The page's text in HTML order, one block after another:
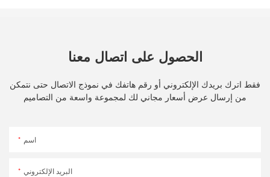
الحصول على اتصال معنا
فقط اترك بريدك الإلكتروني أو رقم هاتفك في نموذج الاتصال حتى نتمكن
من إرسال عرض أسعار مجاني لك لمجموعة واسعة من التصاميم
اسم
البريد الإلكتروني